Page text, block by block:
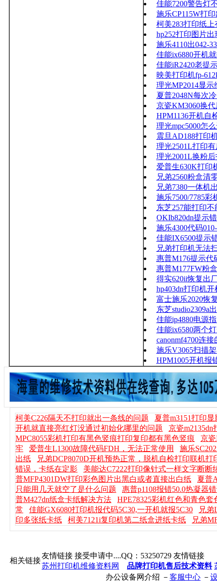
佳能7200警告灯
施乐CP115W打
柯美283打印纸上
hp252打印图片
施乐4110出042-
佳能ix6880开机
佳能iR2420老提
映美打印机fp-
理光MP2014显示
夏普2048N每次
京瓷KM3060换
HPM1136开机自
理光mpc5000怎
震旦AD188打印
理光2501L打印
理光2001L换粉
爱普生630K打印
兄弟2560粉盒清
兄弟7380一体机
施乐7500/7785彩
东芝257能打印不
OKIb820dn提示
施乐4300代码
佳能IX6500提示
兄弟打印机无法
惠普M176提示代
惠普M177FW粉
得实620ii恢复出
hp403dn打印机
富士施乐2020恢
东芝studio2309a
佳能ip4880电源
佳能ix6580两个
canonmf4700连
施乐V3065扫描
HPM1005开机报
柯美C226隔天不打印就出一条线的问题
夏普m3151打印
开机就直接亮红灯没通过初始化哪里的问题
京瓷
MPC8055彩机打印有黑色竖痕打印复印都有黑色竖痕
京
牢
爱普生L1300故障代码FDH，无法正常使用
施乐
出纸
兄弟DCP8070D开机预热正常，脱机自检打印联机打
错误，卡纸在定影
美能达C7222打印像针式一样文字断断
普MFP4301DW打印彩色图片出黑白或者直接出白纸
夏普
只能用几天就空了是什么问题
惠普p1108报错50.0热凝器
普M427dn纸盒卡纸解决方法
HPE78325彩机红色和青色套
常
佳能GX6080打印机报代码5C30,一开机就报5C30
兄弟
印多张纸卡纸
柯美7121i复印机第二纸盒进纸卡纸 兄弟
相关链接
友情链接 接受申请中....QQ：53250729 友情链接
苏州打印机维修资料网
品牌打印机售后技术资料
办公设备网介绍 － 客服中心 －